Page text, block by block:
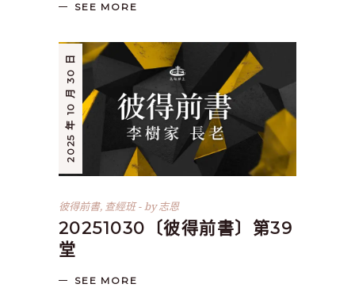
SEE MORE
2025 年 10 月 30 日
彼得前書, 查經班 by志恩
20251030〔彼得前書〕第39
堂
SEE MORE